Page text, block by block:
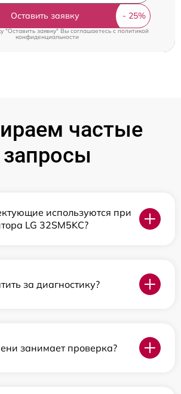
Оставить заявку
"Оставить заявку" Вы соглашаетесь cполитикой
конфиденциальности
частые
запросы
используются при
LG 32SM5KC?
за диагностику?
занимает проверка?